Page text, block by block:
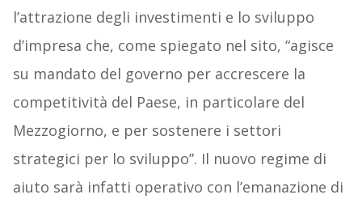
l’attrazione degli investimenti e lo sviluppo
d’impresa che, come spiegato nel sito, “agisce
su mandato del governo per accrescere la
competitività del Paese, in particolare del
Mezzogiorno, e per sostenere i settori
strategici per lo sviluppo”. Il nuovo regime di
aiuto sarà infatti operativo con l’emanazione di